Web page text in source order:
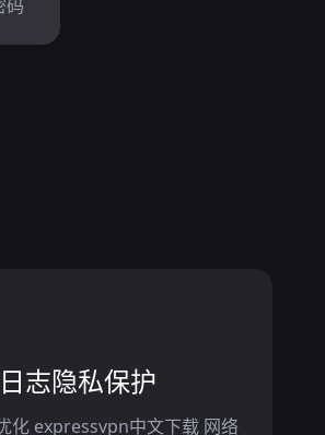
码
志隐私保护
化 expressvpn中文下载 网络